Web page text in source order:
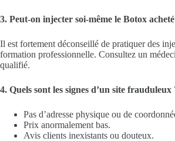
3. Peut-on injecter soi-même le Botox
Il est fortement déconseillé de pratiquer des
formation professionnelle. Consultez un
qualifié.
4. Quels sont les signes d’un site frauduleux
Pas d’adresse physique ou de
Prix anormalement bas.
Avis clients inexistants ou douteux.